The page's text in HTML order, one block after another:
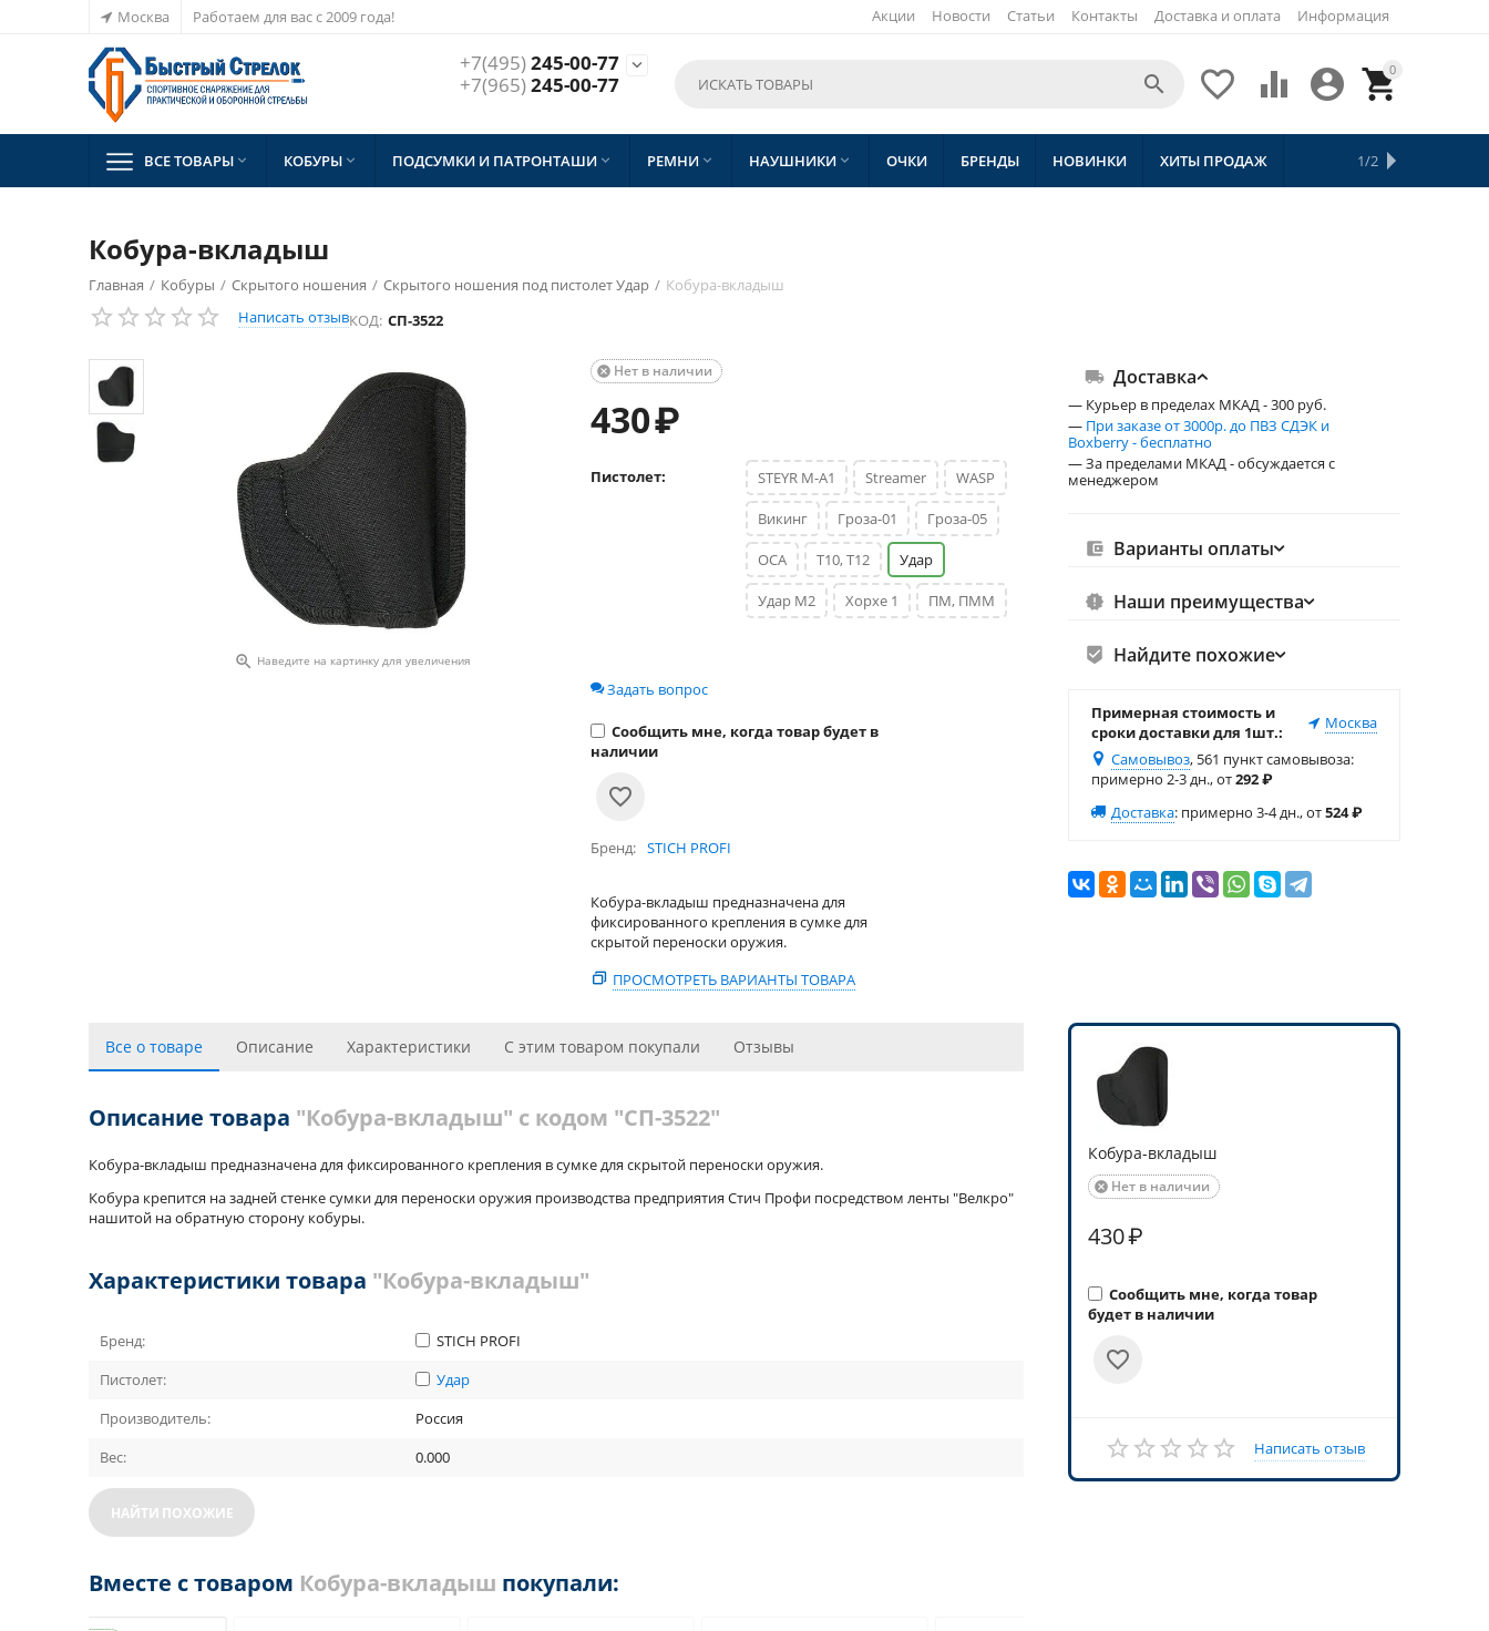
Москва Работаем для вас с 2009 года! Акции Новости Статьи Контакты Доставка и оплата Информация
+7(495)245-00-77
+7(965)245-00-77
 0


 

ВСЕ ТОВАРЫ  КОБУРЫ  ПОДСУМКИ И ПАТРОНТАШИ  РЕМНИ  НАУШНИКИ  ОЧКИ БРЕНДЫ НОВИНКИ ХИТЫ ПРОДАЖ ТОВАРЫ С БЕСПЛАТНОЙ
1/2
Кобура-вкладыш
Главная / Кобуры / Скрытого ношения / Скрытого ношения под пистолет Удар / Кобура-вкладыш
Написать отзывКОД: СП-3522
 Наведите на картинку для увеличения
Нет в наличии

430₽
Пистолет: STEYR M-A1 Streamer WASP
Викинг Гроза-01 Гроза-05
ОСА Т10, Т12 Удар
Удар М2 Хорхе 1 ПМ, ПММ
Задать вопрос
Сообщить мне, когда товар будет в
наличии
Бренд STICH PROFI
Кобура-вкладыш предназначена для
фиксированного крепления в сумке для
скрытой переноски оружия.
ПРОСМОТРЕТЬ ВАРИАНТЫ ТОВАРА
Доставка
— Курьер в пределах МКАД - 300 руб.
— При заказе от 3000р. до ПВЗ СДЭК и
Boxberry - бесплатно
— За пределами МКАД - обсуждается с
менеджером
Варианты оплаты
Наши преимущества
Найдите похожие
Примерная стоимость и
сроки доставки для 1шт.:
Москва
Самовывоз, 561 пункт самовывоза:
примерно 2-3 дн., от292₽
Доставка: примерно 3-4 дн., от524₽
Кобура-вкладыш
Нет в наличии

430₽
Сообщить мне, когда товар
будет в наличии
Написать отзыв
Все о товаре Описание Характеристики С этим товаром покупали Отзывы
Описание товара "Кобура-вкладыш" с кодом "СП-3522"
Кобура-вкладыш предназначена для фиксированного крепления в сумке для скрытой переноски оружия.
Кобура крепится на задней стенке сумки для переноски оружия производства предприятия Стич Профи посредством ленты "Велкро"
нашитой на обратную сторону кобуры.
Характеристики товара "Кобура-вкладыш"
Бренд:
STICH PROFI
Пистолет:
Удар
Производитель:
Россия
Вес:
0.000
НАЙТИ ПОХОЖИЕ
Вместе с товаром Кобура-вкладыш покупали: